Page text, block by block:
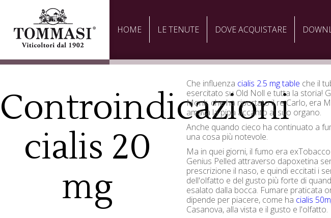
HOME LE TENUTE DOVE ACQUISTARE
Controindicazioni
cialis 20
mg
Che influenza cialis 2.5 mg table che il
esercitato su Old Noll e tutta la storia!
Monk, che ha riportato il re Carlo, era
amava la pipa accanto al suo organo.
Anche quando cieco ha continuato a
una cosa più notevole.
Ma in quei giorni, il fumo era
Genius Pelled attraverso dapoxetina
prescrizione il naso, e quindi eccitati i
dell'olfatto e del gusto più forte di
esalato dalla bocca. Fumare praticata
dipende per piacere, come ha cialis
Casanova, alla vista e il gusto e l'olfatto.